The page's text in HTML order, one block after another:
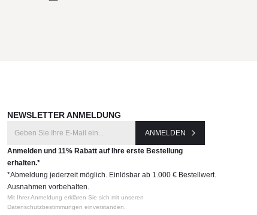
NEWSLETTER ANMELDUNG
ANMELDEN
Anmelden und 11% Rabatt auf Ihre erste Bestellung
erhalten.*
*Abmeldung jederzeit möglich. Einlösbar ab 1.000 € Bestellwert.
Ausnahmen vorbehalten.
Mit Ihrer Anmeldung erklären Sie sich mit unseren
Datenschutzbestimmungen einverstanden.